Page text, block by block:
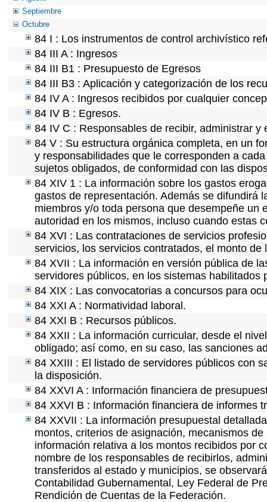
Septiembre
Octubre
84 I : Los instrumentos de control archivístico
84 III A : Ingresos
84 III B1 : Presupuesto de Egresos
84 III B3 : Aplicación y categorización de los
84 IV A : Ingresos recibidos por cualquier
84 IV B : Egresos.
84 IV C : Responsables de recibir, administrar y
84 V : Su estructura orgánica completa, en un
y responsabilidades que le corresponden a
sujetos obligados, de conformidad con las
84 XIV 1 : La información sobre los gastos
gastos de representación. Además se difundirá
miembros y/o toda persona que desempeñe
autoridad en los mismos, incluso cuando estas
84 XVI : Las contrataciones de servicios
servicios, los servicios contratados, el monto
84 XVII : La información en versión pública de
servidores públicos, en los sistemas habilitados
84 XIX : Las convocatorias a concursos para
84 XXI A : Normatividad laboral.
84 XXI B : Recursos públicos.
84 XXII : La información curricular, desde el
obligado; así como, en su caso, las sanciones
84 XXIII : El listado de servidores públicos con
la disposición.
84 XXVI A : Información financiera de
84 XXVI B : Información financiera de informes
84 XXVII : La información presupuestal
montos, criterios de asignación, mecanismos
información relativa a los montos recibidos por
nombre de los responsables de recibirlos,
transferidos al estado y municipios, se
Contabilidad Gubernamental, Ley Federal de
Rendición de Cuentas de la Federación.